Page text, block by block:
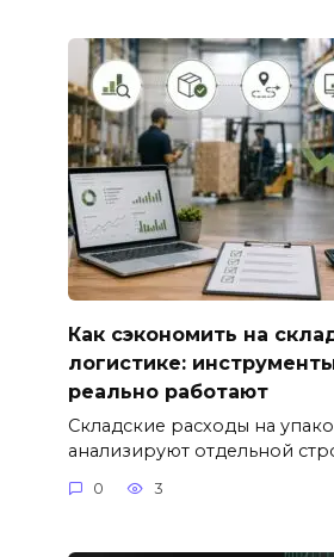
Как сэкономить на
логистике:
реально работают
Складские расходы на
анализируют отдельной
0 3